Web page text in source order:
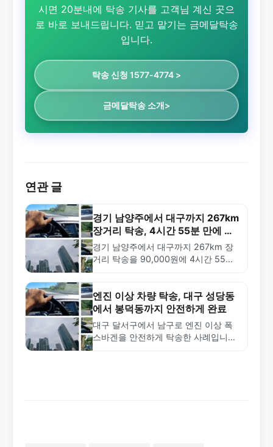
시면 20분내에 탁송 기사를 고객님 계신 곳으
로 바로 보내드립니다. 믿고 맡기는 금메달탁송
입니다.
탁송 신청 1577-4774 >
금메달탁송 소개>
연관 글
경기 남양주에서 대구까지 267km
장거리 탁송, 4시간 55분 만에 완
료!
경기 남양주에서 대구까지 267km 장
거리 탁송을 90,000원에 4시간 55분
를 확인하세요.
엔진 이상 차량 탁송, 대구 성당동
에서 봉덕동까지 안전하게 완료
대구 달서구에서 남구로 엔진 이상 폭
스바겐을 안전하게 탁송한 사례입니다.